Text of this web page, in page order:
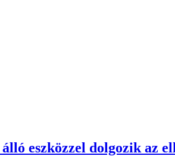
eszközzel dolgozik az